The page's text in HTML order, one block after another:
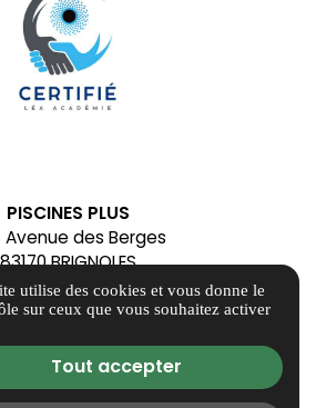
PISCINES PLUS
Avenue des Berges
83170 BRIGNOLES
04 84 88 54 93
Samedi - Fermé le Lundi
et de 14h00 à 18h00
utilise des cookies et vous donne le
sur ceux que vous souhaitez activer
Tout accepter